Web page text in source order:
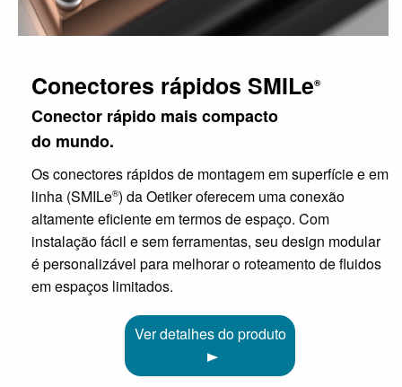
Conectores rápidos SMILe®
Conector rápido mais compacto
do mundo.
Os conectores rápidos de montagem em superfície e em
linha (SMILe®) da Oetiker oferecem uma conexão
altamente eficiente em termos de espaço. Com
instalação fácil e sem ferramentas, seu design modular
é personalizável para melhorar o roteamento de fluidos
em espaços limitados.
Ver detalhes do produto